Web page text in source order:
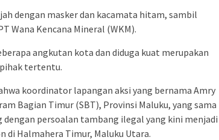
dengan masker dan kacamata hitam, sambil
Wana Kencana Mineral (WKM).
angkutan kota dan diduga kuat merupakan
pihak tertentu.
koordinator lapangan aksi yang bernama Amry
Bagian Timur (SBT), Provinsi Maluku, yang sama
persoalan tambang ilegal yang kini menjadi
di Halmahera Timur, Maluku Utara.